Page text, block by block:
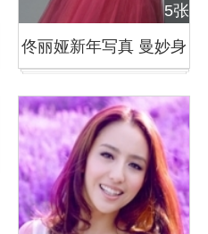
5张
佟丽娅新年写真 曼妙身